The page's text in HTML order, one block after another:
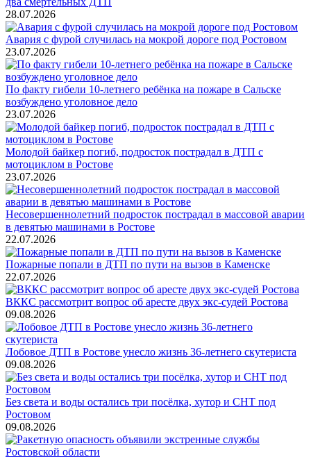
28.07.2026
Авария с фурой случилась на мокрой дороге под Ростовом
23.07.2026
По факту гибели 10-летнего ребёнка на пожаре в Сальске
возбуждено уголовное дело
23.07.2026
Молодой байкер погиб, подросток пострадал в ДТП с
мотоциклом в Ростове
23.07.2026
Несовершеннолетний подросток пострадал в массовой аварии
в девятью машинами в Ростове
22.07.2026
Пожарные попали в ДТП по пути на вызов в Каменске
22.07.2026
ВККС рассмотрит вопрос об аресте двух экс-судей Ростова
09.08.2026
Лобовое ДТП в Ростове унесло жизнь 36-летнего скутериста
09.08.2026
Без света и воды остались три посёлка, хутор и СНТ под
Ростовом
09.08.2026